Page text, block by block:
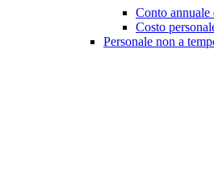
Conto annuale
Costo
Personale non a